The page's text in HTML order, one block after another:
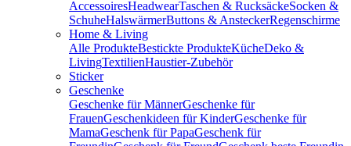
AccessoiresHeadwearTaschen & RucksäckeSocken &
SchuheHalswärmerButtons & AnsteckerRegenschirme
Home & Living
Alle ProdukteBestickte ProdukteKücheDeko &
LivingTextilienHaustier-Zubehör
Sticker
Geschenke
Geschenke für MännerGeschenke für
FrauenGeschenkideen für KinderGeschenke für
MamaGeschenk für PapaGeschenk für